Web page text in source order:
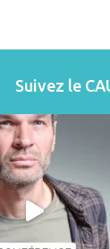
Suivez le